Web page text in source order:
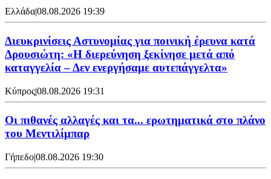
Ελλάδα|08.08.2026 19:39
Διευκρινίσεις Αστυνομίας για ποινική έρευνα κατά
Δρουσιώτη: «Η διερεύνηση ξεκίνησε μετά από
καταγγελία – Δεν ενεργήσαμε αυτεπάγγελτα»
Κύπρος|08.08.2026 19:31
Οι πιθανές αλλαγές και τα... ερωτηματικά στο πλάνο
του Μεντιλίμπαρ
Γήπεδο|08.08.2026 19:30